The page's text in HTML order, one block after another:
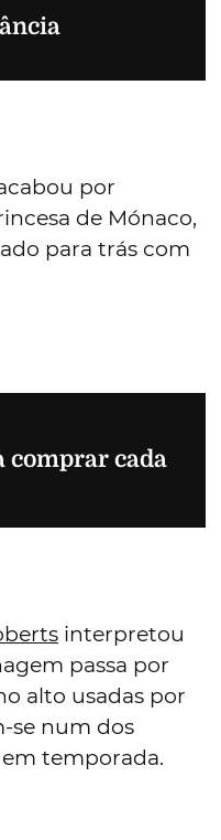
por
de Mónaco,
para trás com
comprar cada
interpretou
passa por
alto usadas por
se num dos
temporada.